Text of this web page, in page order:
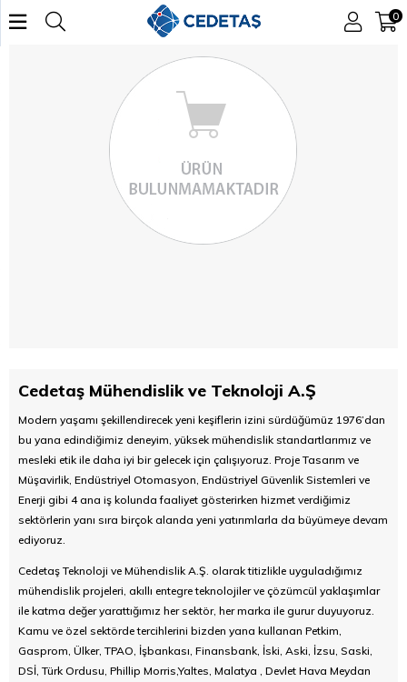
0
Cedetaş Mühendislik ve Teknoloji A.Ş
Modern yaşamı şekillendirecek yeni keşiflerin izini sürdüğümüz 1976’dan
bu yana edindiğimiz deneyim, yüksek mühendislik standartlarımız ve
mesleki etik ile daha iyi bir gelecek için çalışıyoruz. Proje Tasarım ve
Müşavirlik, Endüstriyel Otomasyon, Endüstriyel Güvenlik Sistemleri ve
Enerji gibi 4 ana iş kolunda faaliyet gösterirken hizmet verdiğimiz
sektörlerin yanı sıra birçok alanda yeni yatırımlarla da büyümeye devam
ediyoruz.
Cedetaş Teknoloji ve Mühendislik A.Ş. olarak titizlikle uyguladığımız
mühendislik projeleri, akıllı entegre teknolojiler ve çözümcül yaklaşımlar
ile katma değer yarattığımız her sektör, her marka ile gurur duyuyoruz.
Kamu ve özel sektörde tercihlerini bizden yana kullanan Petkim,
Gasprom, Ülker, TPAO, İşbankası, Finansbank, İski, Aski, İzsu, Saski,
DSİ, Türk Ordusu, Phillip Morris,Yaltes, Malatya , Devlet Hava Meydan